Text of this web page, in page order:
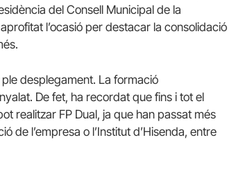
del Consell Municipal de la
l’ocasió per destacar la consolidació
desplegament. La formació
De fet, ha recordat que fins i tot el
realitzar FP Dual, ja que han passat més
de l’empresa o l’Institut d’Hisenda, entre